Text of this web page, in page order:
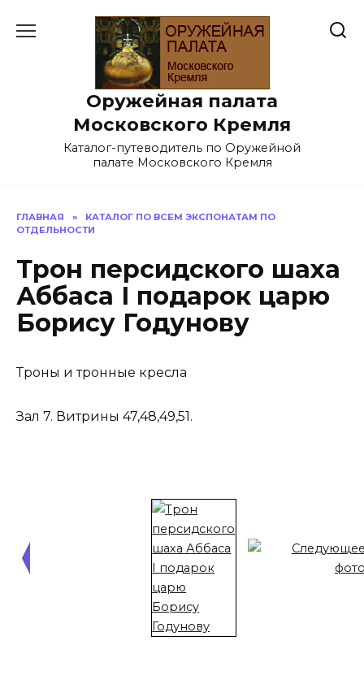
Оружейная палата
Московского Кремля
Каталог-путеводитель по Оружейной
палате Московского Кремля
ГЛАВНАЯ »
КАТАЛОГ ПО ВСЕМ ЭКСПОНАТАМ ПО
ОТДЕЛЬНОСТИ
Трон персидского шаха
Аббаса I подарок царю
Борису Годунову
Троны и тронные кресла
Зал 7. Витрины 47,48,49,51.